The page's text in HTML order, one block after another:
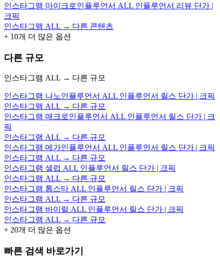
인스타그램 마이크로인플루언서 ALL 인플루언서 리뷰 단가 |
크픽
인스타그램 ALL → 다른 콘텐츠
+ 10개 더 많은 옵션
다른 규모
인스타그램 ALL → 다른 규모
인스타그램 나노인플루언서 ALL 인플루언서 릴스 단가 | 크픽
인스타그램 ALL → 다른 규모
인스타그램 매크로인플루언서 ALL 인플루언서 릴스 단가 | 크
픽
인스타그램 ALL → 다른 규모
인스타그램 메가인플루언서 ALL 인플루언서 릴스 단가 | 크픽
인스타그램 ALL → 다른 규모
인스타그램 셀럽 ALL 인플루언서 릴스 단가 | 크픽
인스타그램 ALL → 다른 규모
인스타그램 톱스타 ALL 인플루언서 릴스 단가 | 크픽
인스타그램 ALL → 다른 규모
인스타그램 바이럴 ALL 인플루언서 릴스 단가 | 크픽
인스타그램 ALL → 다른 규모
+ 20개 더 많은 옵션
빠른 검색 바로가기